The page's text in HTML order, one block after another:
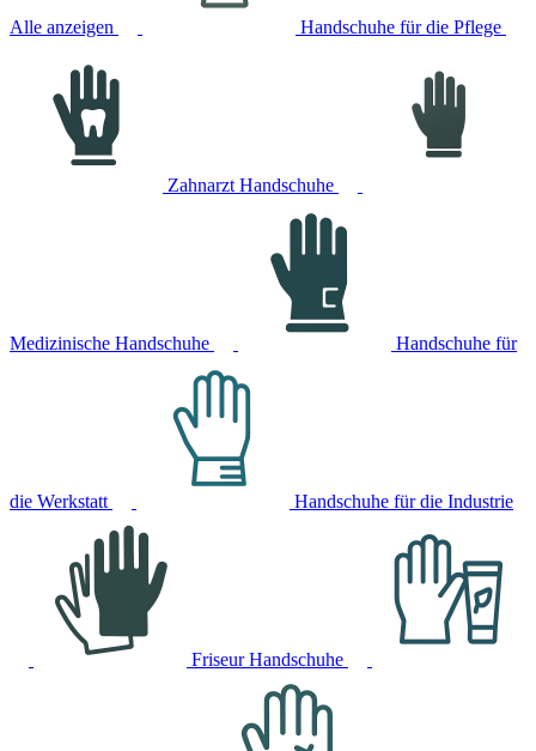
Alle anzeigen Handschuhe für die Pflege
Zahnarzt Handschuhe
Medizinische Handschuhe Handschuhe für
die Werkstatt Handschuhe für die Industrie
Friseur Handschuhe